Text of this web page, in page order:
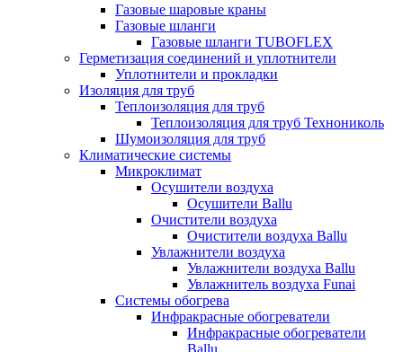
Газовые шаровые краны
Газовые шланги
Газовые шланги TUBOFLEX
Герметизация соединений и уплотнители
Уплотнители и прокладки
Изоляция для труб
Теплоизоляция для труб
Теплоизоляция для труб Технониколь
Шумоизоляция для труб
Климатические системы
Микроклимат
Осушители воздуха
Осушители Ballu
Очистители воздуха
Очистители воздуха Ballu
Увлажнители воздуха
Увлажнители воздуха Ballu
Увлажнитель воздуха Funai
Системы обогрева
Инфракрасные обогреватели
Инфракрасные обогреватели